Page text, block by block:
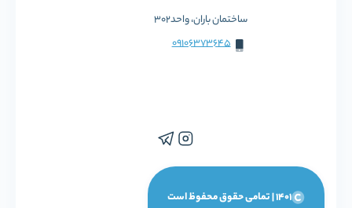
ساختمان باران، واحد302
09106373645
1401 | تمامی حقوق محفوظ است